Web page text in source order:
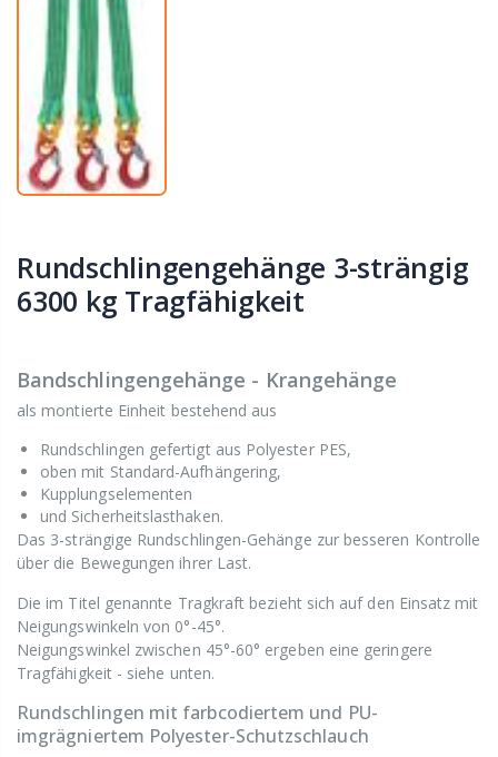
Rundschlingengehänge 3-strängig
6300 kg Tragfähigkeit
Bandschlingengehänge - Krangehänge
als montierte Einheit bestehend aus
Rundschlingen gefertigt aus Polyester PES,
oben mit Standard-Aufhängering,
Kupplungselementen
und Sicherheitslasthaken.
Das 3-strängige Rundschlingen-Gehänge zur besseren Kontrolle
über die Bewegungen ihrer Last.
Die im Titel genannte Tragkraft bezieht sich auf den Einsatz mit
Neigungswinkeln von 0°-45°.
Neigungswinkel zwischen 45°-60° ergeben eine geringere
Tragfähigkeit - siehe unten.
Rundschlingen mit farbcodiertem und PU-
imgrägniertem Polyester-Schutzschlauch